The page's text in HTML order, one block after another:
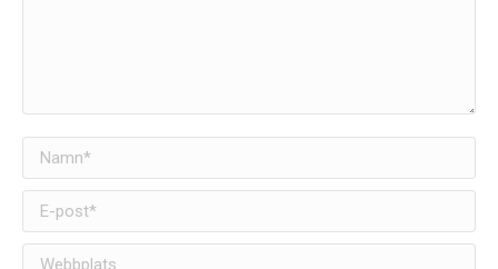
Namn *
E-post *
Webbplats